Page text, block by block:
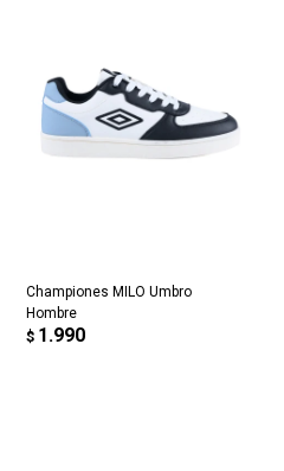
Championes MILO Umbro
Hombre
$ 1.990